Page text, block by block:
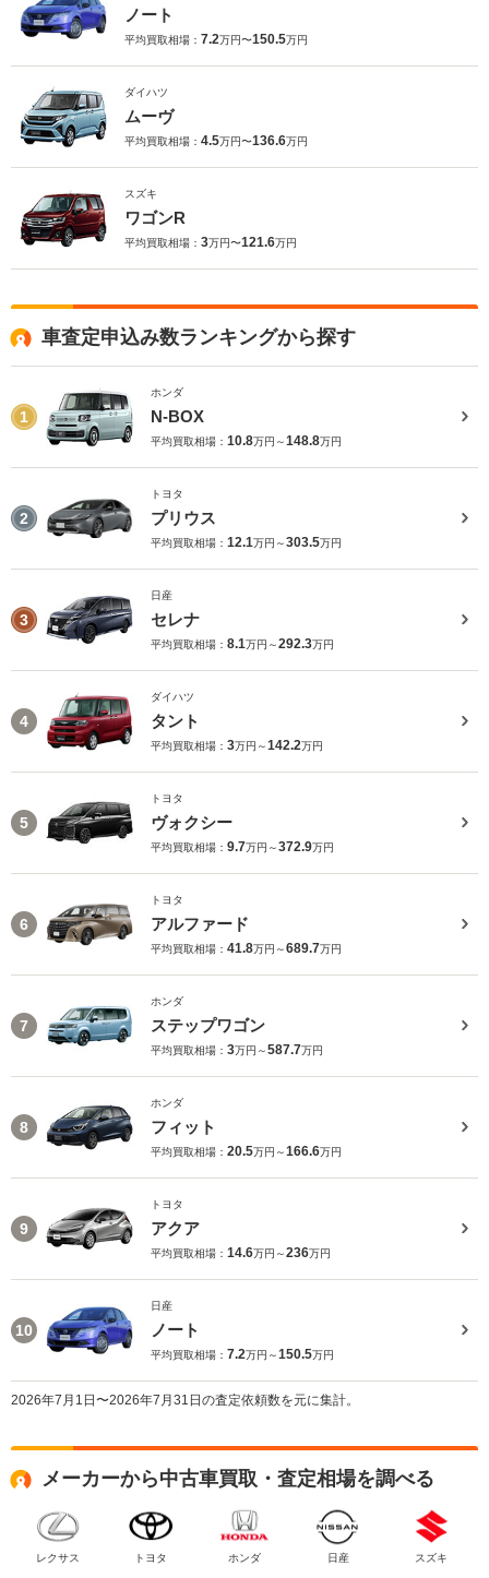
ノート
平均買取相場： 7.2万円〜150.5万円
ダイハツ
ムーヴ
平均買取相場： 4.5万円〜136.6万円
スズキ
ワゴンR
平均買取相場： 3万円〜121.6万円
車査定申込み数ランキングから探す
1
ホンダ
N-BOX
平均買取相場： 10.8万円～148.8万円
2
トヨタ
プリウス
平均買取相場： 12.1万円～303.5万円
3
日産
セレナ
平均買取相場： 8.1万円～292.3万円
4
ダイハツ
タント
平均買取相場： 3万円～142.2万円
5
トヨタ
ヴォクシー
平均買取相場： 9.7万円～372.9万円
6
トヨタ
アルファード
平均買取相場： 41.8万円～689.7万円
7
ホンダ
ステップワゴン
平均買取相場： 3万円～587.7万円
8
ホンダ
フィット
平均買取相場： 20.5万円～166.6万円
9
トヨタ
アクア
平均買取相場： 14.6万円～236万円
10
日産
ノート
平均買取相場： 7.2万円～150.5万円
2026年7月1日〜2026年7月31日の査定依頼数を元に集計。
メーカーから中古車買取・査定相場を調べる
レクサス トヨタ ホンダ 日産 スズキ